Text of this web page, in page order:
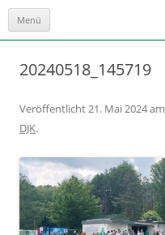
Menü
20240518_145719
Veröffentlicht21. Mai 2024am
DJK.